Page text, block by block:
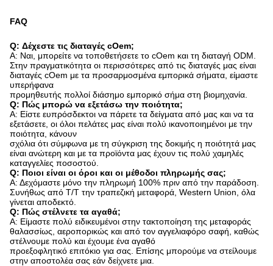
FAQ
Q: Δέχεστε τις διαταγές cOem;
Α: Ναι, μπορείτε να τοποθετήσετε το cOem και τη διαταγή ODM.
Στην πραγματικότητα οι περισσότερες από τις διαταγές μας είναι
διαταγές cOem με τα προσαρμοσμένα εμπορικά σήματα, είμαστε
υπερήφανα
προμηθευτής πολλοί διάσημο εμπορικό σήμα στη βιομηχανία.
Q: Πώς μπορώ να εξετάσω την ποιότητα;
Α: Είστε ευπρόσδεκτοι να πάρετε τα δείγματα από μας και να τα
εξετάσετε, οι όλοι πελάτες μας είναι πολύ ικανοποιημένοι με την
ποιότητα, κάνουν
σχόλια ότι σύμφωνα με τη σύγκριση της δοκιμής η ποιότητά μας
είναι ανώτερη και με τα προϊόντα μας έχουν τις πολύ χαμηλές
καταγγελίες ποσοστού.
Q: Ποιοι είναι οι όροι και οι μέθοδοι πληρωμής σας;
Α: Δεχόμαστε μόνο την πληρωμή 100% πριν από την παράδοση.
Συνήθως από T/T την τραπεζική μεταφορά, Western Union, όλα
γίνεται αποδεκτό.
Q: Πώς στέλνετε τα αγαθά;
Α: Είμαστε πολύ ειδικευμένοι στην τακτοποίηση της μεταφοράς
θαλασσίως, αεροπορικώς και από τον αγγελιαφόρο σαφή, καθώς
στέλνουμε πολύ και έχουμε ένα αγαθό
προεξοφλητικό επιτόκιο για σας. Επίσης μπορούμε να στείλουμε
στην αποστολέα σας εάν δείχνετε μια.